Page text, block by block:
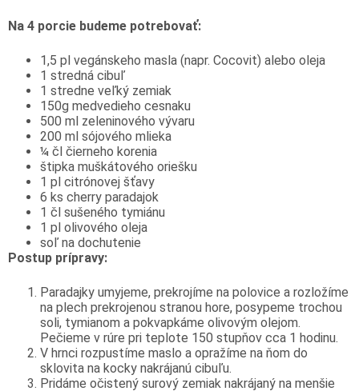
Na 4 porcie budeme potrebovať:
1,5 pl vegánskeho masla (napr. Cocovit) alebo oleja
1 stredná cibuľ
1 stredne veľký zemiak
150g medvedieho cesnaku
500 ml zeleninového vývaru
200 ml sójového mlieka
¼ čl čierneho korenia
štipka muškátového oriešku
1 pl citrónovej šťavy
6 ks cherry paradajok
1 čl sušeného tymiánu
1 pl olivového oleja
soľ na dochutenie
Postup prípravy:
Paradajky umyjeme, prekrojíme na polovice a rozložíme
na plech prekrojenou stranou hore, posypeme trochou
soli, tymianom a pokvapkáme olivovým olejom.
Pečieme v rúre pri teplote 150 stupňov cca 1 hodinu.
V hrnci rozpustíme maslo a opražíme na ňom do
sklovita na kocky nakrájanú cibuľu.
Pridáme očistený surový zemiak nakrájaný na menšie